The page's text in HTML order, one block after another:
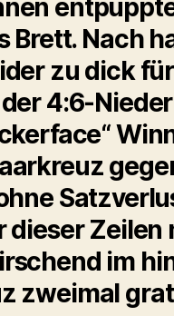
Brett. Nach
zu dick
4:6-
dieser Zeilen
im
zweimal